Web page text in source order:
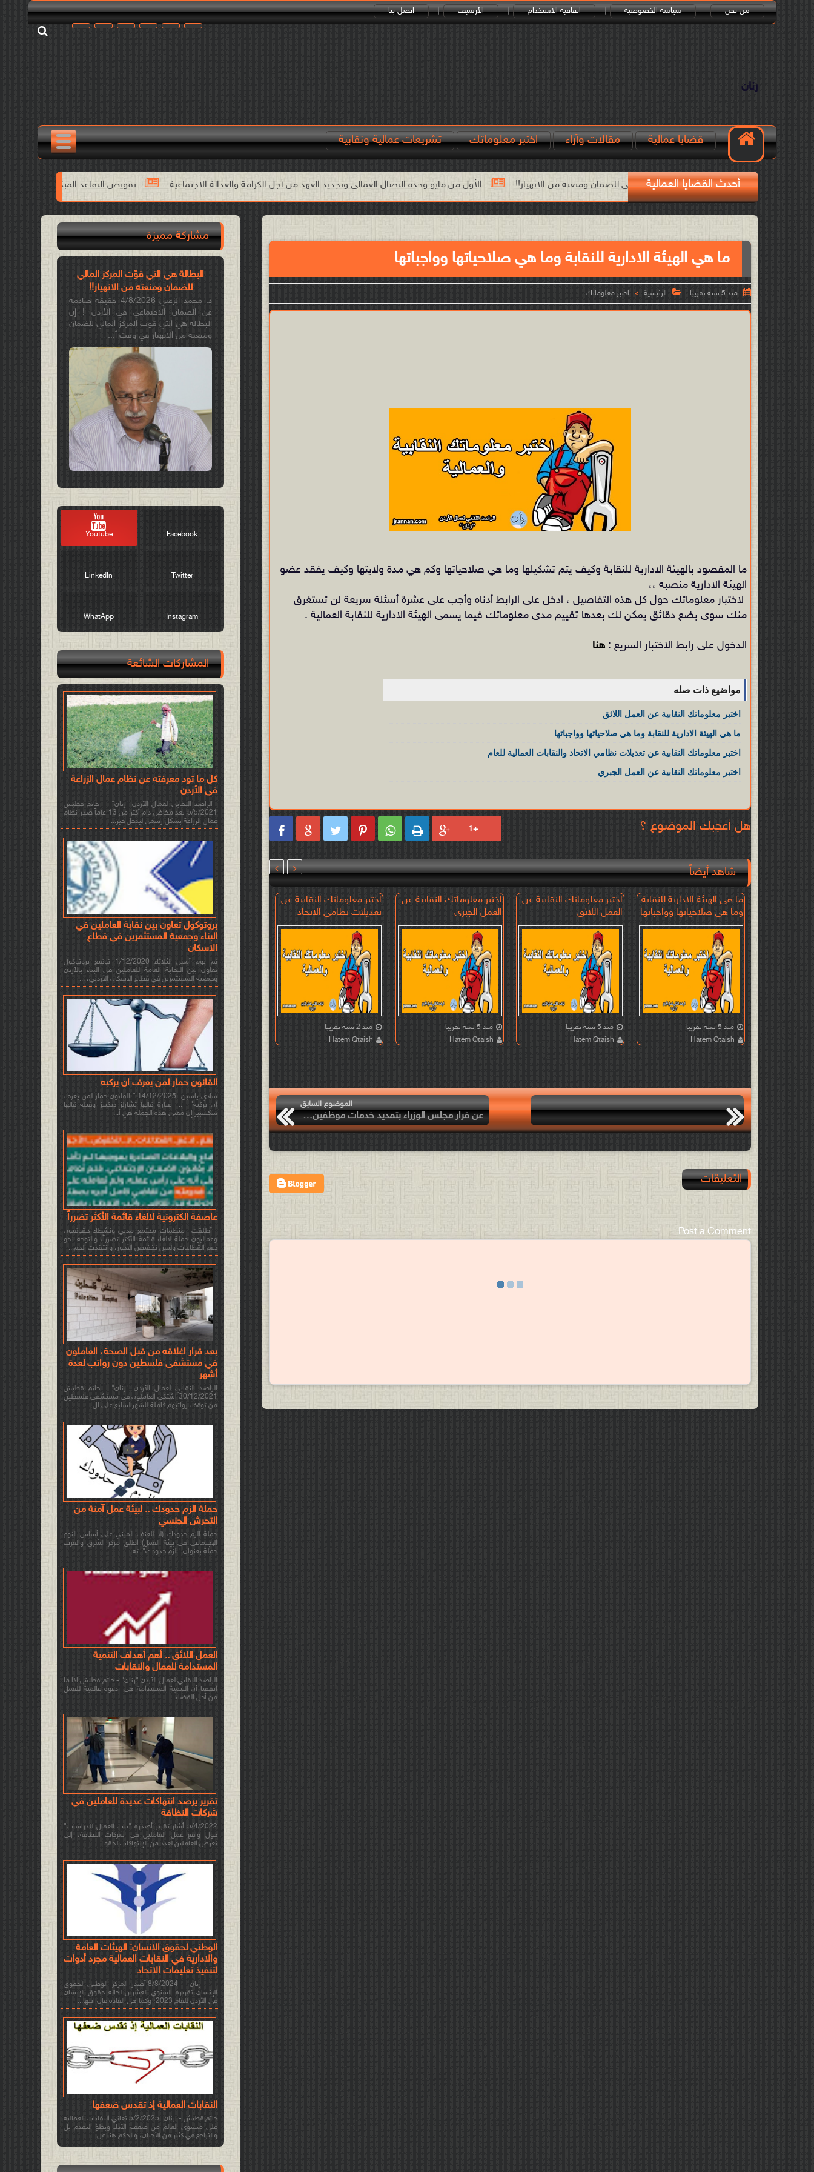
من نحن سياسة الخصوصية اتفاقية الاستخدام الأرشيف اتصل بنا
رنان
قضايا عمالية مقالات وآراء اختبر معلوماتك تشريعات عمالية ونقابية
أحدث القضايا العمالية
هي التي قوّت المركز المالي للضمان ومنعته من الانهيار!! الأول من مايو وحدة النضال العمالي وتجديد العهد من أجل الكرامة والعدالة الاجتماعية تقويض التقاعد المبكر يخالف الدستور والاتفاقيات
ما هي الهيئة الادارية للنقابة وما هي صلاحياتها وواجباتها
 منذ 5 سنه تقريبا  الرئيسية > اختبر معلوماتك
ما المقصود بالهيئة الادارية للنقابة وكيف يتم تشكيلها وما هي صلاحياتها وكم هي مدة ولايتها وكيف يفقد عضو
الهيئة الادارية منصبه ،،
لاختبار معلوماتك حول كل هذه التفاصيل ، ادخل على الرابط أدناه وأجب على عشرة أسئلة سريعة لن تستغرق
منك سوى بضع دقائق يمكن لك بعدها تقييم مدى معلوماتك فيما يسمى الهيئة الادارية للنقابة العمالية .
الدخول على رابط الاختبار السريع : هنا
مواضيع ذات صله
اختبر معلوماتك النقابية عن العمل اللائق
ما هي الهيئة الادارية للنقابة وما هي صلاحياتها وواجباتها
اختبر معلوماتك النقابية عن تعديلات نظامي الاتحاد والنقابات العمالية للعام
اختبر معلوماتك النقابية عن العمل الجبري
هل أعجبك الموضوع ؟      
شاهد أيضاً
اختبر معلوماتك النقابية عن
تعديلات نظامي الاتحاد
والنقابات العمالية للعام
منذ 2 سنه تقريبا
Hatem Qtaish
اختبر معلوماتك النقابية عن
العمل الجبري
منذ 5 سنه تقريبا
Hatem Qtaish
اختبر معلوماتك النقابية عن
العمل اللائق
منذ 5 سنه تقريبا
Hatem Qtaish
ما هي الهيئة الادارية للنقابة
وما هي صلاحياتها وواجباتها
منذ 5 سنه تقريبا
Hatem Qtaish
 
الموضوع السابق
عن قرار مجلس الوزراء بتمديد خدمات موظفين في القطاع العام!
التعليقات
Post a Comment
مشاركة مميزة
البطالة هي التي قوّت المركز المالي
للضمان ومنعته من الانهيار!!
د. محمد الزعبي 4/8/2026 حقيقة صادمة
عن الضمان الاجتماعي في الأردن ! إن
البطالة هي التي قوت المركز المالي للضمان
ومنعته من الانهيار في وقت أ...
Facebook
Youtube
Twitter
LinkedIn
Instagram
WhatApp
المشاركات الشائعة
كل ما تود معرفته عن نظام عمال الزراعة
في الأردن
الراصد النقابي لعمال الأردن "رنان" - حاتم قطيش
5/5/2021 بعد مخاض دام أكثر من 13 عاماً صدر نظام
عمال الزراعة بشكل رسمي ليدخل حيز...
بروتوكول تعاون بين نقابة العاملين في
البناء وجمعية المستثمرين في قطاع
الاسكان
تم يوم أمس الثلاثاء 1/12/2020 توقيع بروتوكول
تعاون بين النقابة العامة للعاملين في البناء بالأردن
وجمعية المستثمرين في قطاع الاسكان الأردني، ...
القانون حمار لمن يعرف ان يركبه
شادي ياسين 14/12/2025 " القانون حمار لمن يعرف
ان يركبه" .. عبارة قالها تشارلز ديكينز وقبله قالها
شكسبير إن معنى هذه الجمله هي أ...
عاصفة الكترونية لالغاء قائمة الأكثر تضرراً
أطلقت منظمات مجتمع مدني ونشطاء حقوقيون
وعماليون حملة لالغاء قائمة الأكثر تضرراً، والتوجه نحو
دعم القطاعات وليس تخفيض الأجور، وانتقدت الحم...
بعد قرار اغلاقه من قبل الصحة، العاملون
في مستشفى فلسطين دون رواتب لعدة
أشهر
الراصد النقابي لعمال الأردن "رنان" - حاتم قطيش
30/12/2021 اشتكى العاملون في مستشفى فلسطين
من توقف رواتبهم كاملة للشهرالسابع على ال...
حملة الزم حدودك .. لبيئة عمل آمنة من
التحرش الجنسي
حملة الزم حدودك (لا للعنف المبني على أساس النوع
الإجتماعي في بيئة العمل) اطلق مركز الشرق والغرب
حملة بعنوان "الزم حدودك" ته...
العمل اللائق .. أهم أهداف التنمية
المستدامة للعمال والنقابات
الراصد النقابي لعمال الأردن "رنان" - حاتم قطيش اذا ما
اتفقنا أن التنمية المستدامة هي دعوة عالمية للعمل
من أجل القضاء ...
تقرير يرصد انتهاكات عديدة للعاملين في
شركات النظافة
5/4/2022 أشار تقرير أصدره "بيت العمال للدراسات"
حول واقع عمل العاملين في شركات النظافة، إلى
تعرض العاملين لعدد من الإنتهاكات لحقو...
الوطني لحقوق الانسان: الهيئات العامة
والادارية في النقابات العمالية مجرد أدوات
لتنفيذ تعليمات الاتحاد
رنان - 8/8/2024 أصدر المركز الوطني لحقوق
الإنسان تقريره السنوي العشرين لحالة حقوق الإنسان
في الأردن للعام 2023؛ وكما هي العادة فإن انتها...
النقابات العمالية إذ تقدس ضعفها
حاتم قطيش - رنان 5/2/2025 تعاني النقابات العمالية
على مستوى العالم من ضعف الأداء وبطؤ التقدم بل
والتراجع في كثير من الأحيان، والحكم هنا عل...